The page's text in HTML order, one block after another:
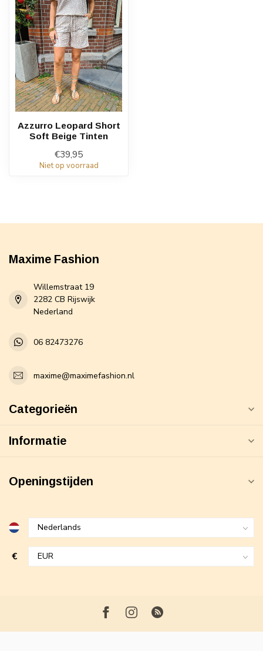
Azzurro Leopard Short
Soft Beige Tinten
€39,95
Niet op voorraad
Maxime Fashion
Willemstraat 19
2282 CB Rijswijk
Nederland
06 82473276
maxime@maximefashion.nl
Categorieën
Informatie
Openingstijden
€